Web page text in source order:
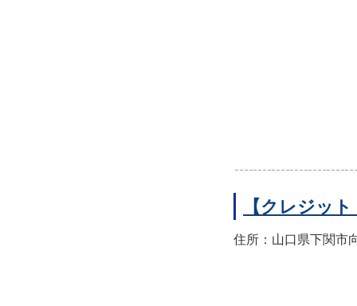
【クレジッ
住所：山口県下関市